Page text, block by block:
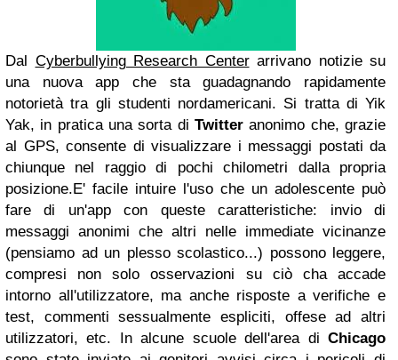
Dal Cyberbullying Research Centerarrivano notizie su
una nuova app che sta guadagnando rapidamente
notorietà tra gli studenti nordamericani. Si tratta di Yik
Yak, in pratica una sorta di Twitter anonimo che, grazie
al GPS, consente di visualizzare i messaggi postati da
chiunque nel raggio di pochi chilometri dalla propria
posizione.E' facile intuire l'uso che un adolescente può
fare di un'app con queste caratteristiche: invio di
messaggi anonimi che altri nelle immediate vicinanze
(pensiamo ad un plesso scolastico...) possono leggere,
compresi non solo osservazioni su ciò cha accade
intorno all'utilizzatore, ma anche risposte a verifiche e
test, commenti sessualmente espliciti, offese ad altri
utilizzatori, etc. In alcune scuole dell'area di Chicago